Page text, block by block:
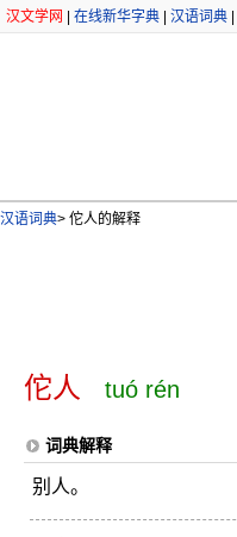
汉文学网 在线新华字典 汉语词典
汉语词典> 佗人的解释
佗人 tuó rén
词典解释
别人。